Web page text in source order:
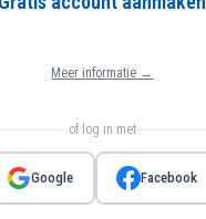
Meer informatie →
of log in met
Google Facebook